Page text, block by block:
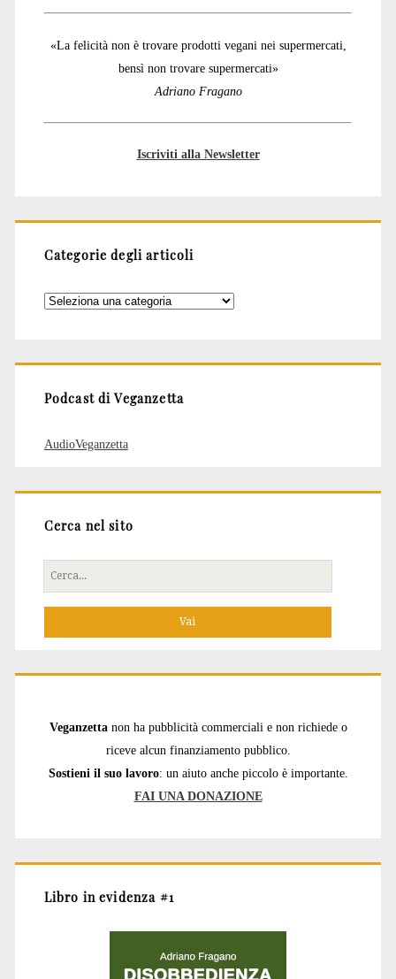
«La felicità non è trovare prodotti vegani nei supermercati,
bensì non trovare supermercati»
Adriano Fragano
Iscriviti alla Newsletter
Categorie degli articoli
Categorie
Podcast di Veganzetta
AudioVeganzetta
Cerca nel sito
Cerca
per:
Veganzetta non ha pubblicità commerciali e non richiede o
riceve alcun finanziamento pubblico.
Sostieni il suo lavoro: un aiuto anche piccolo è importante.
FAI UNA DONAZIONE
Libro in evidenza #1